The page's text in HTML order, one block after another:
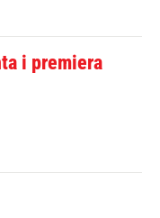
i premiera